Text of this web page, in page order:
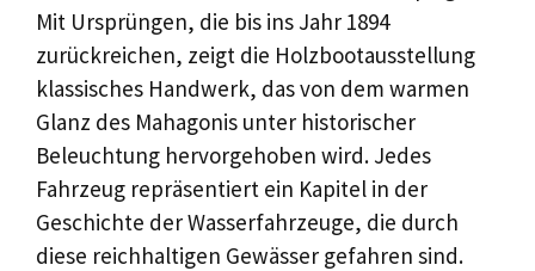
Mit Ursprüngen, die bis ins Jahr 1894
zurückreichen, zeigt die Holzbootausstellung
klassisches Handwerk, das von dem warmen
Glanz des Mahagonis unter historischer
Beleuchtung hervorgehoben wird. Jedes
Fahrzeug repräsentiert ein Kapitel in der
Geschichte der Wasserfahrzeuge, die durch
diese reichhaltigen Gewässer gefahren sind.